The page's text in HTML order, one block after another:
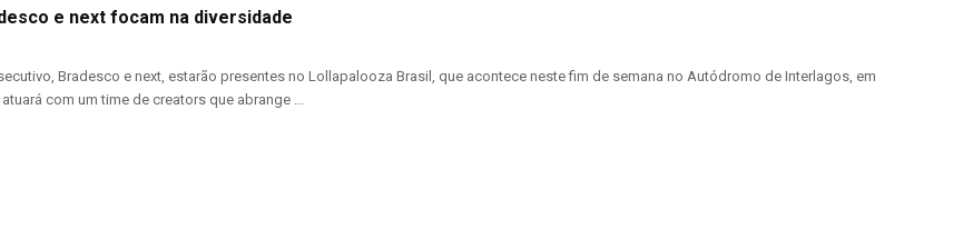
e next focam na diversidade
Bradesco e next, estarão presentes no Lollapalooza Brasil, que acontece neste fim de semana no Autódromo de Interlagos, em
com um time de creators que abrange ...